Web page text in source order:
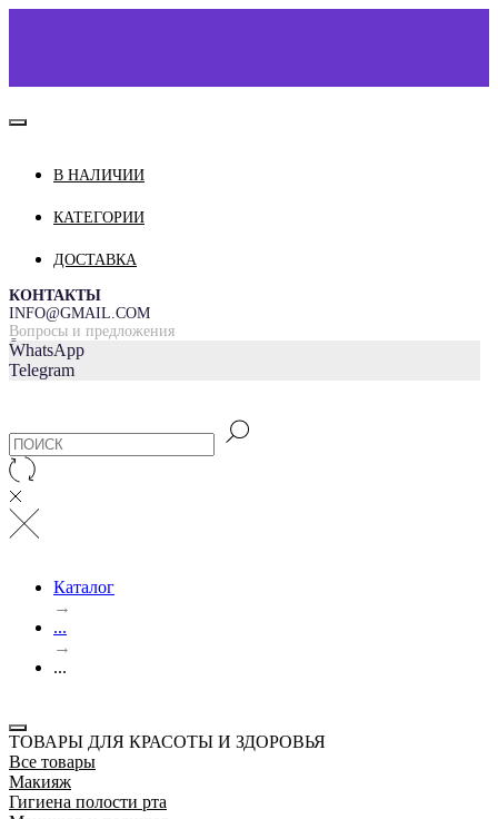
О НАС
ДОСТАВКА И ОПЛАТА
=
В НАЛИЧИИ
КАТЕГОРИИ
ДОСТАВКА
КОНТАКТЫ
INFO@GMAIL.COM
Вопросы и предложения
WhatsApp
Telegram
Каталог
→
...
→
...
ТОВАРЫ ДЛЯ КРАСОТЫ И ЗДОРОВЬЯ
Все товары
Макияж
Гигиена полости рта